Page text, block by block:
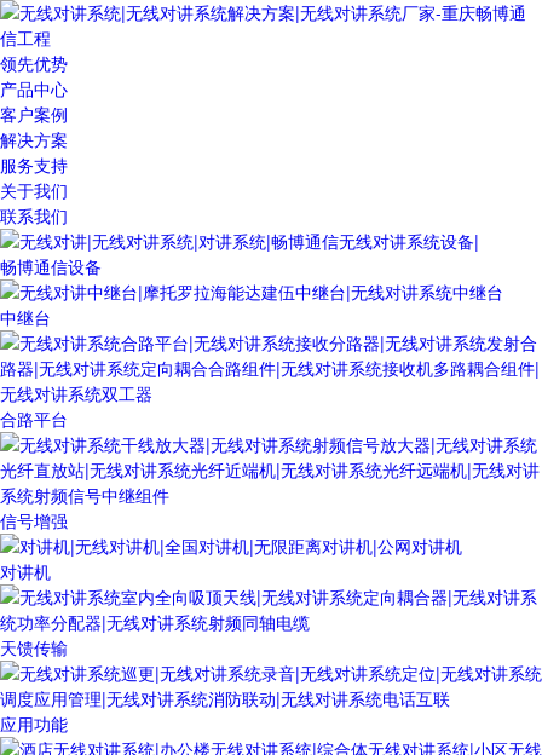
领先优势
产品中心
客户案例
解决方案
服务支持
关于我们
联系我们
畅博通信设备
中继台
合路平台
信号增强
对讲机
天馈传输
应用功能